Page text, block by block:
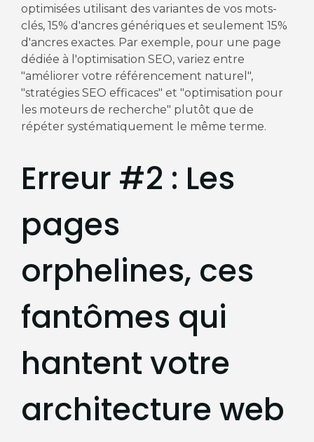
optimisées utilisant des variantes de vos mots-
clés, 15% d'ancres génériques et seulement 15%
d'ancres exactes. Par exemple, pour une page
dédiée à l'optimisation SEO, variez entre
"améliorer votre référencement naturel",
"stratégies SEO efficaces" et "optimisation pour
les moteurs de recherche" plutôt que de
répéter systématiquement le même terme.
Erreur #2 : Les
pages
orphelines, ces
fantômes qui
hantent votre
architecture web